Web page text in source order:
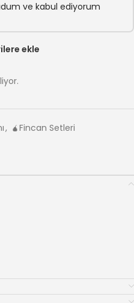
ve kabul ediyorum
ekle
, 🧉Fincan Setleri